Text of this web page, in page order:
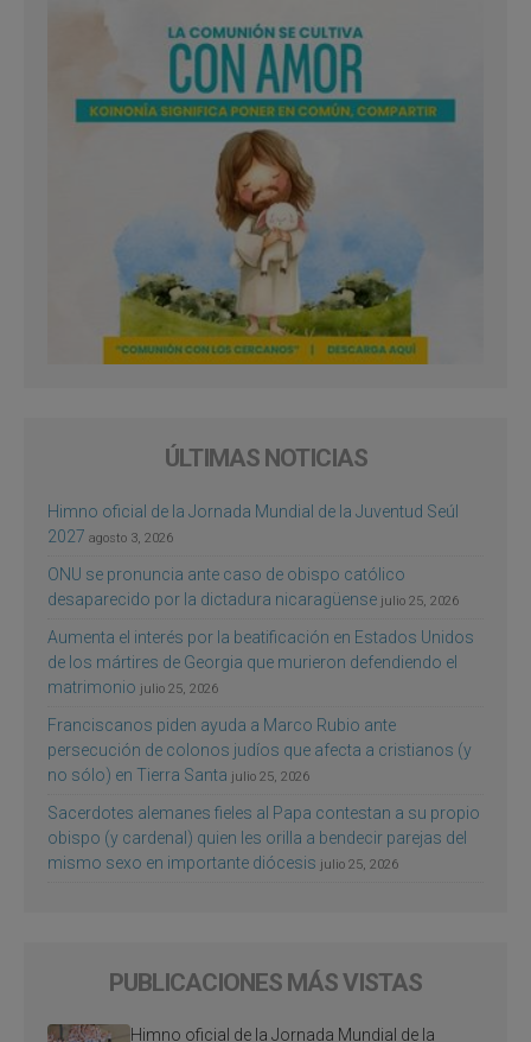
ÚLTIMAS NOTICIAS
Himno oficial de la Jornada Mundial de la Juventud Seúl
2027 agosto 3, 2026
ONU se pronuncia ante caso de obispo católico
desaparecido por la dictadura nicaragüense julio 25, 2026
Aumenta el interés por la beatificación en Estados Unidos
de los mártires de Georgia que murieron defendiendo el
matrimonio julio 25, 2026
Franciscanos piden ayuda a Marco Rubio ante
persecución de colonos judíos que afecta a cristianos (y
no sólo) en Tierra Santa julio 25, 2026
Sacerdotes alemanes fieles al Papa contestan a su propio
obispo (y cardenal) quien les orilla a bendecir parejas del
mismo sexo en importante diócesis julio 25, 2026
PUBLICACIONES MÁS VISTAS
Himno oficial de la Jornada Mundial de la